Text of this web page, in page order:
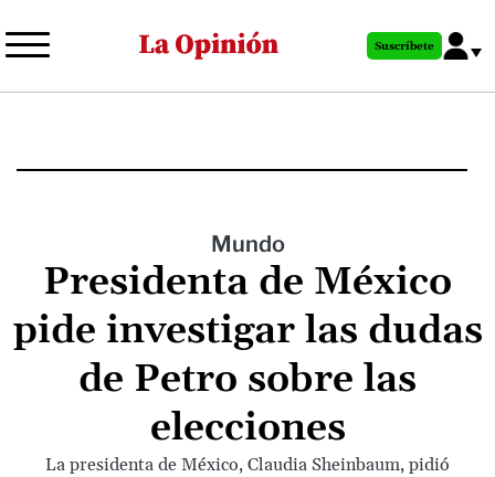
al
principal
Suscríbete
Mundo
Presidenta de México
pide investigar las dudas
de Petro sobre las
elecciones
La presidenta de México, Claudia Sheinbaum, pidió